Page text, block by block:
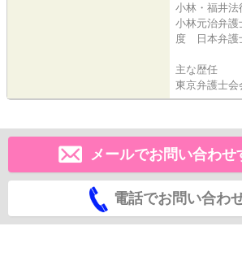
小林・福井法
小林元治弁護
度 日本弁護
主な歴任
東京弁護士会
メールでお問い合わせ
電話でお問い合わ